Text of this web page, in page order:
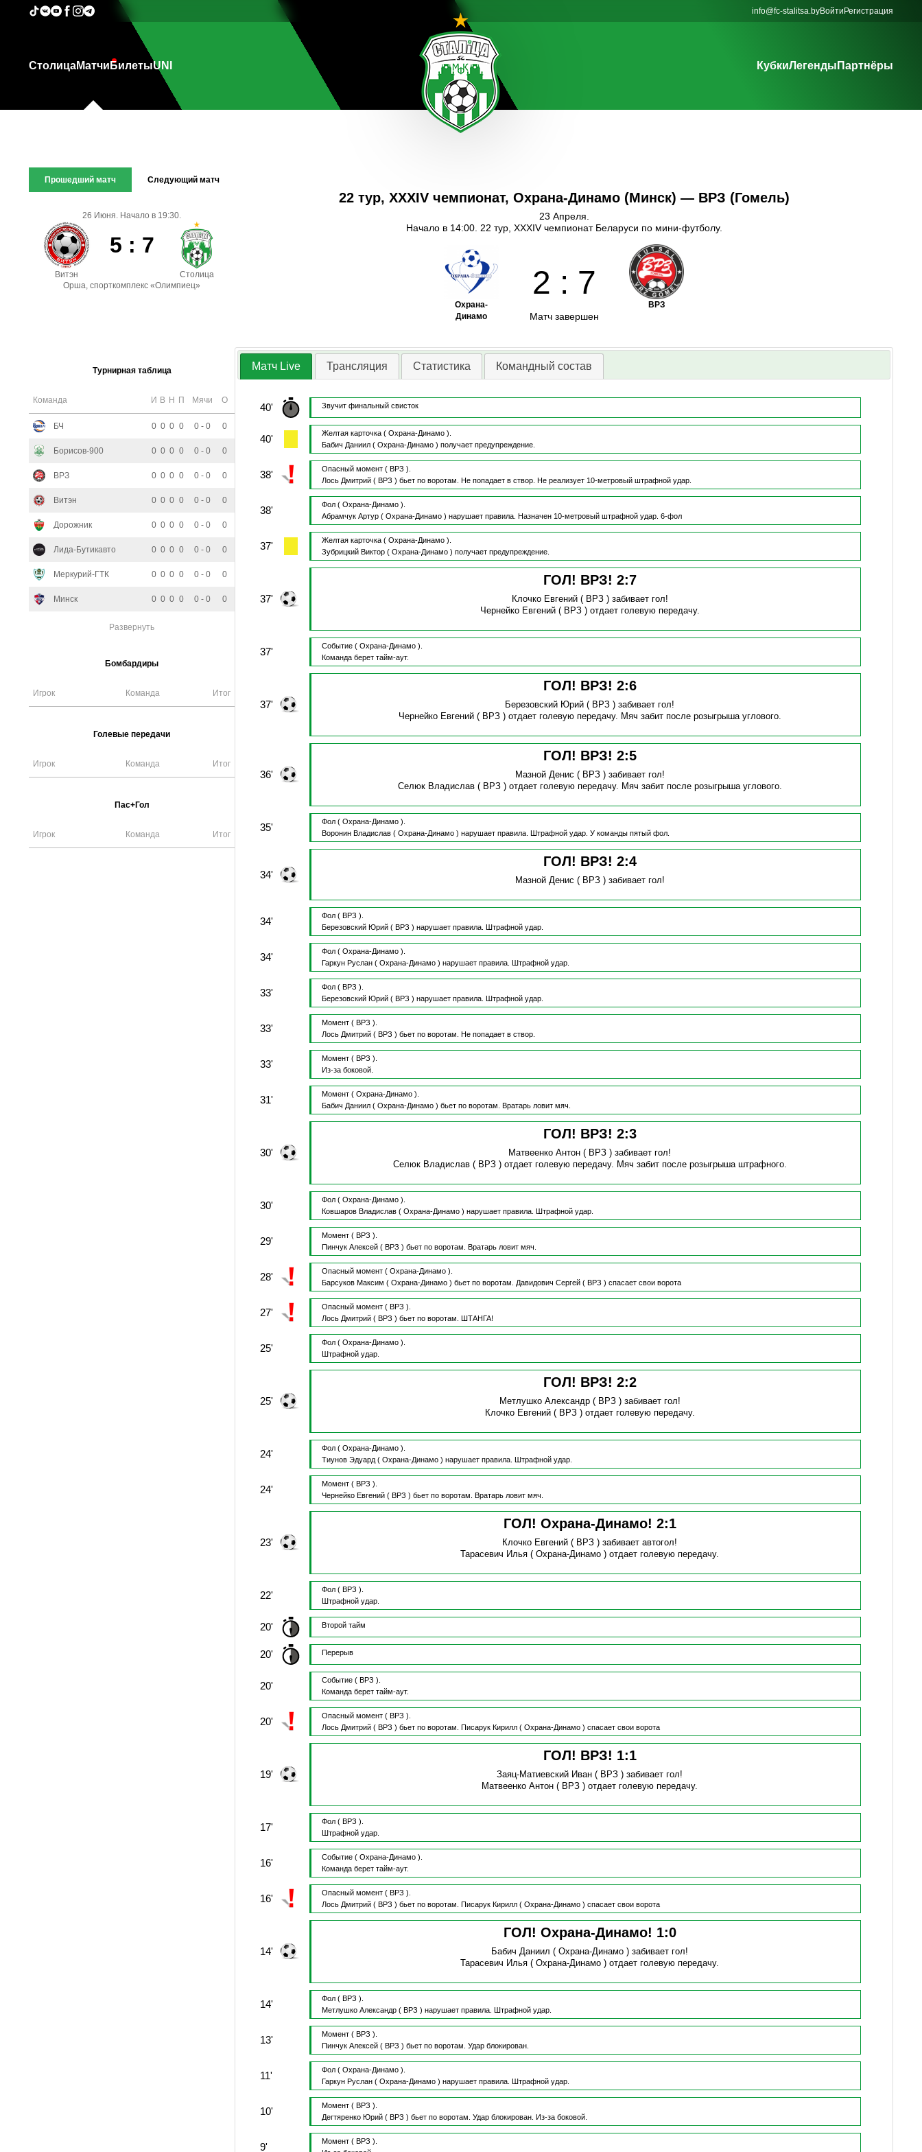
info@fc-stalitsa.byВойти Регистрация
СтолицаМатчи БилетыUNI КубкиЛегенды Партнёры
Прошедший матч Следующий матч
26 Июня. Начало в 19:30.
5 : 7
Витэн
Столица
Орша, спорткомплекс «Олимпиец»
Турнирная таблица
Команда И В Н П Мячи О
БЧ 0 0 0 0 0 - 0 0
Борисов-900 0 0 0 0 0 - 0 0
ВРЗ 0 0 0 0 0 - 0 0
Витэн 0 0 0 0 0 - 0 0
Дорожник 0 0 0 0 0 - 0 0
Лида-Бутикавто 0 0 0 0 0 - 0 0
Меркурий-ГТК 0 0 0 0 0 - 0 0
Минск 0 0 0 0 0 - 0 0
Развернуть
Бомбардиры
Игрок Команда Итог
Голевые передачи
Игрок Команда Итог
Пас+Гол
Игрок Команда Итог
22 тур, XXXIV чемпионат, Охрана-Динамо (Минск) — ВРЗ (Гомель)
23 Апреля.
Начало в 14:00. 22 тур, XXXIV чемпионат Беларуси по мини-футболу.
Охрана-
Динамо
2 : 7
Матч завершен
ВРЗ
Матч Live Трансляция Статистика Командный состав
40' Звучит финальный свисток
40' Желтая карточка ( Охрана-Динамо ).
Бабич Даниил( Охрана-Динамо ) получает предупреждение.
38' Опасный момент ( ВРЗ ).
Лось Дмитрий( ВРЗ ) бьет по воротам. Не попадает в створ. Не реализует 10-метровый штрафной удар.
38' Фол ( Охрана-Динамо ).
Абрамчук Артур( Охрана-Динамо ) нарушает правила. Назначен 10-метровый штрафной удар. 6-фол
37' Желтая карточка ( Охрана-Динамо ).
Зубрицкий Виктор( Охрана-Динамо ) получает предупреждение.
37'
ГОЛ! ВРЗ! 2:7
Клочко Евгений( ВРЗ ) забивает гол!
Чернейко Евгений( ВРЗ ) отдает голевую передачу.
37' Событие ( Охрана-Динамо ).
Команда берет тайм-аут.
37'
ГОЛ! ВРЗ! 2:6
Березовский Юрий ( ВРЗ )забивает гол!
Чернейко Евгений( ВРЗ ) отдает голевую передачу. Мяч забит после розыгрыша углового.
36'
ГОЛ! ВРЗ! 2:5
Мазной Денис ( ВРЗ ) забивает гол!
Селюк Владислав( ВРЗ ) отдает голевую передачу. Мяч забит после розыгрыша углового.
35' Фол ( Охрана-Динамо ).
Воронин Владислав( Охрана-Динамо ) нарушает правила. Штрафной удар. У команды пятый фол.
34'
ГОЛ! ВРЗ! 2:4
Мазной Денис ( ВРЗ ) забивает гол!
34' Фол ( ВРЗ ).
Березовский Юрий( ВРЗ ) нарушает правила. Штрафной удар.
34' Фол ( Охрана-Динамо ).
Гаркун Руслан( Охрана-Динамо ) нарушает правила. Штрафной удар.
33' Фол ( ВРЗ ).
Березовский Юрий( ВРЗ ) нарушает правила. Штрафной удар.
33' Момент ( ВРЗ ).
Лось Дмитрий( ВРЗ ) бьет по воротам. Не попадает в створ.
33' Момент ( ВРЗ ).
Из-за боковой.
31' Момент ( Охрана-Динамо ).
Бабич Даниил( Охрана-Динамо ) бьет по воротам. Вратарь ловит мяч.
30'
ГОЛ! ВРЗ! 2:3
Матвеенко Антон ( ВРЗ )забивает гол!
Селюк Владислав( ВРЗ ) отдает голевую передачу. Мяч забит после розыгрыша штрафного.
30' Фол ( Охрана-Динамо ).
Ковшаров Владислав( Охрана-Динамо ) нарушает правила. Штрафной удар.
29' Момент ( ВРЗ ).
Пинчук Алексей( ВРЗ ) бьет по воротам. Вратарь ловит мяч.
28' Опасный момент ( Охрана-Динамо ).
Барсуков Максим ( Охрана-Динамо ) бьет по воротам. Давидович Сергей( ВРЗ ) спасает свои ворота
27' Опасный момент ( ВРЗ ).
Лось Дмитрий( ВРЗ ) бьет по воротам. ШТАНГА!
25' Фол ( Охрана-Динамо ).
Штрафной удар.
25'
ГОЛ! ВРЗ! 2:2
Метлушко Александр( ВРЗ ) забивает гол!
Клочко Евгений( ВРЗ ) отдает голевую передачу.
24' Фол ( Охрана-Динамо ).
Тиунов Эдуард( Охрана-Динамо ) нарушает правила. Штрафной удар.
24' Момент ( ВРЗ ).
Чернейко Евгений( ВРЗ ) бьет по воротам. Вратарь ловит мяч.
23'
ГОЛ! Охрана-Динамо! 2:1
Клочко Евгений ( ВРЗ )забивает автогол!
Тарасевич Илья ( Охрана-Динамо )отдает голевую передачу.
22' Фол ( ВРЗ ).
Штрафной удар.
20' Второй тайм
20' Перерыв
20' Событие ( ВРЗ ).
Команда берет тайм-аут.
20' Опасный момент ( ВРЗ ).
Лось Дмитрий( ВРЗ ) бьет по воротам. Писарук Кирилл( Охрана-Динамо ) спасает свои ворота
19'
ГОЛ! ВРЗ! 1:1
Заяц-Матиевский Иван ( ВРЗ )забивает гол!
Матвеенко Антон ( ВРЗ )отдает голевую передачу.
17' Фол ( ВРЗ ).
Штрафной удар.
16' Событие ( Охрана-Динамо ).
Команда берет тайм-аут.
16' Опасный момент ( ВРЗ ).
Лось Дмитрий( ВРЗ ) бьет по воротам. Писарук Кирилл( Охрана-Динамо ) спасает свои ворота
14'
ГОЛ! Охрана-Динамо! 1:0
Бабич Даниил ( Охрана-Динамо )забивает гол!
Тарасевич Илья ( Охрана-Динамо )отдает голевую передачу.
14' Фол ( ВРЗ ).
Метлушко Александр( ВРЗ ) нарушает правила. Штрафной удар.
13' Момент ( ВРЗ ).
Пинчук Алексей( ВРЗ ) бьет по воротам. Удар блокирован.
11' Фол ( Охрана-Динамо ).
Гаркун Руслан( Охрана-Динамо ) нарушает правила. Штрафной удар.
10' Момент ( ВРЗ ).
Дегтяренко Юрий( ВРЗ ) бьет по воротам. Удар блокирован. Из-за боковой.
9' Момент ( ВРЗ ).